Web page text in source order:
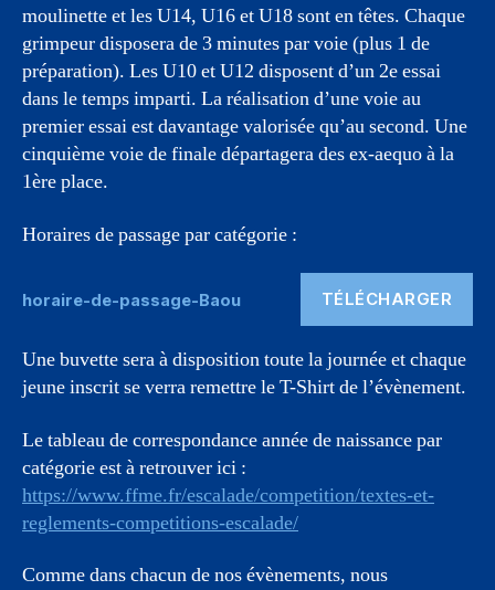
moulinette et les U14, U16 et U18 sont en têtes. Chaque
grimpeur disposera de 3 minutes par voie (plus 1 de
préparation). Les U10 et U12 disposent d’un 2e essai
dans le temps imparti. La réalisation d’une voie au
premier essai est davantage valorisée qu’au second. Une
cinquième voie de finale départagera des ex-aequo à la
1ère place.
Horaires de passage par catégorie :
horaire-de-passage-Baou TÉLÉCHARGER
Une buvette sera à disposition toute la journée et chaque
jeune inscrit se verra remettre le T-Shirt de l’évènement.
Le tableau de correspondance année de naissance par
catégorie est à retrouver ici :
https://www.ffme.fr/escalade/competition/textes-et-
reglements-competitions-escalade/
Comme dans chacun de nos évènements, nous